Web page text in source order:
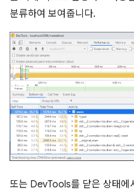
분류하여 보여줍니다.
또는 DevTools를 닫은 상태에